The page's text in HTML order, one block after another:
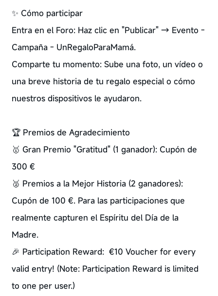
✨ Cómo participar
Entra en el Foro: Haz clic en "Publicar" → Evento -
Campaña - UnRegaloParaMamá.
Comparte tu momento: Sube una foto, un vídeo o
una breve historia de tu regalo especial o cómo
nuestros dispositivos le ayudaron.
🏆 Premios de Agradecimiento
🥇 Gran Premio "Gratitud" (1 ganador): Cupón de
300 €
🥈 Premios a la Mejor Historia (2 ganadores):
Cupón de 100 €. Para las participaciones que
realmente capturen el Espíritu del Día de la
Madre.
🎉 Participation Reward: €10 Voucher for every
valid entry! (Note: Participation Reward is limited
to one per user.)